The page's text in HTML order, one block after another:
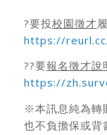
?要投校園徵才
https://
??要報名徵才說
https://
※本訊息純為轉
也不負擔保或背